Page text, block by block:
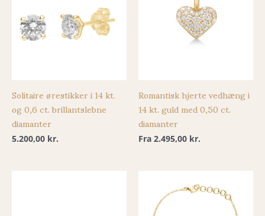
Solitaire ørestikker i 14 kt.
og 0,6 ct. brillantslebne
diamanter
5.200,00 kr.
Romantisk hjerte vedhæng i
14 kt. guld med 0,50 ct.
diamanter
Fra 2.495,00 kr.